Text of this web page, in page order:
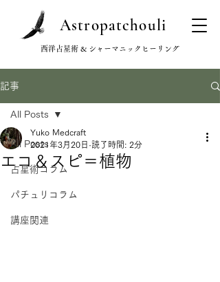
Astropatchouli
西洋占星術 & シャーマニックヒーリング
記事
All Posts
占星術コラム
パチュリコラム
講座関連
All Posts
エコ＆スピ＝植物
Yuko Medcraft
2021年3月20日 読了時間: 2分